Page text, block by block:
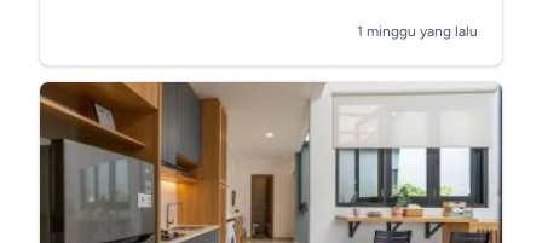
1 minggu yang lalu